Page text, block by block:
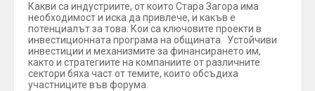
Какви са индустриите, от които Стара Загора има
необходимост и иска да привлече, и какъв е
потенциалът за това. Кои са ключовите проекти в
инвестиционната програма на общината. Устойчиви
инвестиции и механизмите за финансирането им,
както и стратегиите на компаниите от различните
сектори бяха част от темите, които обсъдиха
участниците във форума.